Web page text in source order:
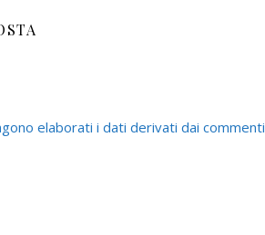
elaborati i dati derivati dai commenti